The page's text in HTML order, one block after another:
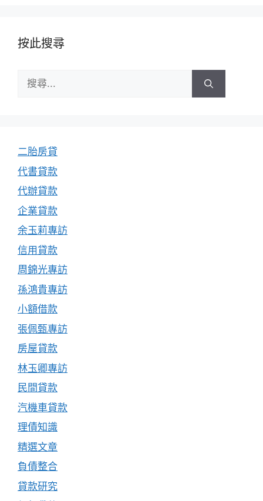
按此搜尋
尋:
二胎房貸
代書貸款
代辦貸款
企業貸款
余玉莉專訪
信用貸款
周錦光專訪
孫鴻貴專訪
小額借款
張佩甄專訪
房屋貸款
林玉卿專訪
民間貸款
汽機車貸款
理債知識
精選文章
負債整合
貸款研究